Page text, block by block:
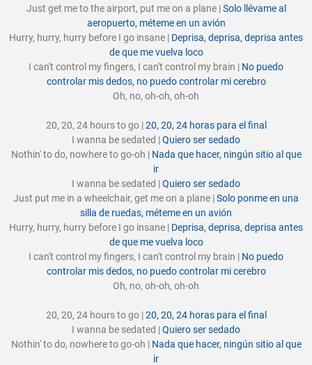
Just get me to the airport, put me on a plane |Solo llévame al
aeropuerto, méteme en un avión
Hurry, hurry, hurry before I go insane | Deprisa, deprisa, deprisa antes
de que me vuelva loco
I can't control my fingers, I can't control my brain | No puedo
controlar mis dedos, no puedo controlar mi cerebro
Oh, no, oh-oh, oh-oh
20, 20, 24 hours to go |20, 20, 24 horas para el final
I wanna be sedated |Quiero ser sedado
Nothin' to do, nowhere to go-oh | Nada que hacer, ningún sitio al que
ir
I wanna be sedated |Quiero ser sedado
Just put me in a wheelchair, get me on a plane |Solo ponme en una
silla de ruedas, méteme en un avión
Hurry, hurry, hurry before I go insane | Deprisa, deprisa, deprisa antes
de que me vuelva loco
I can't control my fingers, I can't control my brain | No puedo
controlar mis dedos, no puedo controlar mi cerebro
Oh, no, oh-oh, oh-oh
20, 20, 24 hours to go |20, 20, 24 horas para el final
I wanna be sedated |Quiero ser sedado
Nothin' to do, nowhere to go-oh | Nada que hacer, ningún sitio al que
ir